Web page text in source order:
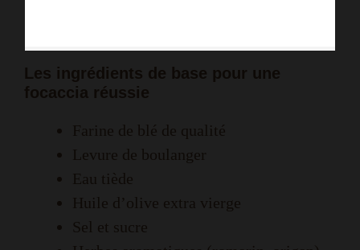
Les ingrédients de base pour une
focaccia réussie
Farine de blé de qualité
Levure de boulanger
Eau tiède
Huile d’olive extra vierge
Sel et sucre